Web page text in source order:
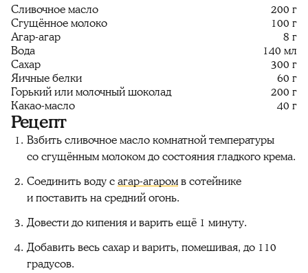
Сливочное масло
200 г
Сгущённое молоко
100 г
Агар-агар
8 г
Вода
140 мл
Сахар
300 г
Яичные белки
60 г
Горький или молочный шоколад
200 г
Какао-масло
40 г
Рецепт
Взбить сливочное масло комнатной температуры
со сгущённым молоком до состояния гладкого крема.
Соединить воду сагар-агаромв сотейнике
и поставить на средний огонь.
Довести до кипения и варить ещё 1 минуту.
Добавить весь сахар и варить, помешивая, до 110
градусов.